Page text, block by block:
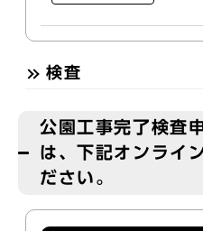
検査
公園工事完了検査
は、下記オンライ
ださい。